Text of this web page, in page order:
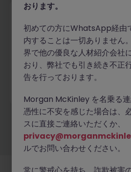
ジャー｜がん診断・精密医療で活躍
東京 正社員 1,400万～1,700
先週
もっと見る
採用企業様新着求人最新トピックス当社に
おります。
初めての方にWhatsApp経由
内することは一切ありません
界で他の優良な人材紹介会社
おり、弊社でも引き続き不正
告を行っております。
Morgan McKinley を名乗る
憑性に不安を感じた場合は、
スに直接ご連絡いただくか、
ルでお問い合わせください。